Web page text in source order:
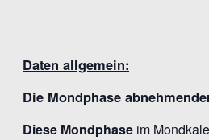
Daten allgemein:
Die Mondphase
Diese Mondphase im